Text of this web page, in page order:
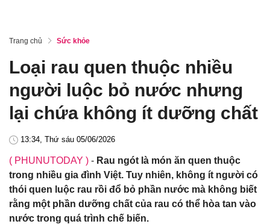
Trang chủ Sức khỏe
Loại rau quen thuộc nhiều
người luộc bỏ nước nhưng
lại chứa không ít dưỡng chất
13:34, Thứ sáu 05/06/2026
( PHUNUTODAY ) - Rau ngót là món ăn quen thuộc
trong nhiều gia đình Việt. Tuy nhiên, không ít người có
thói quen luộc rau rồi đổ bỏ phần nước mà không biết
rằng một phần dưỡng chất của rau có thể hòa tan vào
nước trong quá trình chế biến.